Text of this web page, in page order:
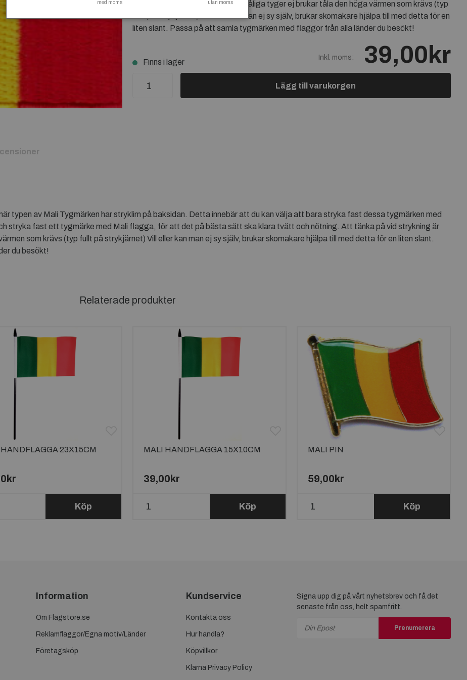
strykning är att tex skinn och ömtåliga tyger ej brukar tåla den höga värmen som krävs (typ
fullt på strykjärnet) Vill eller kan man ej sy själv, brukar skomakare hjälpa till med detta för en
liten slant. Passa på att samla tygmärken med flaggor från alla länder du besökt!
Finns i lager
Inkl. moms: 39,00kr
Lägg till varukorgen
typen av Mali Tygmärken har stryklim på baksidan. Detta innebär att du kan välja att bara stryka fast dessa tygmärken med
stryka fast ett tygmärke med Mali flagga, för att det på bästa sätt ska klara tvätt och nötning. Att tänka på vid strykning är
som krävs (typ fullt på strykjärnet) Vill eller kan man ej sy själv, brukar skomakare hjälpa till med detta för en liten slant.
du besökt!
Relaterade produkter
23X15CM
Köp
MALI HANDFLAGGA 15X10CM
39,00kr
Köp
MALI PIN
59,00kr
Köp
Information
Om Flagstore.se
Reklamflaggor/Egna motiv/Länder
Företagsköp
Kundservice
Kontakta oss
Hur handla?
Köpvillkor
Klarna Privacy Policy
Signa upp dig på vårt nyhetsbrev och få det
senaste från oss, helt spamfritt.
Prenumerera
med moms utan moms